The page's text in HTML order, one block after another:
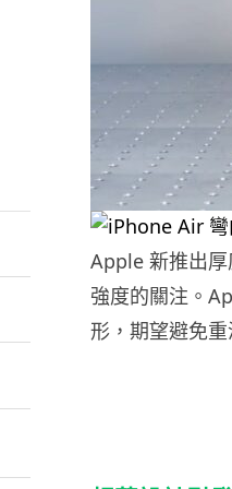
Apple 新推出
強度的關注。
形，期望避免